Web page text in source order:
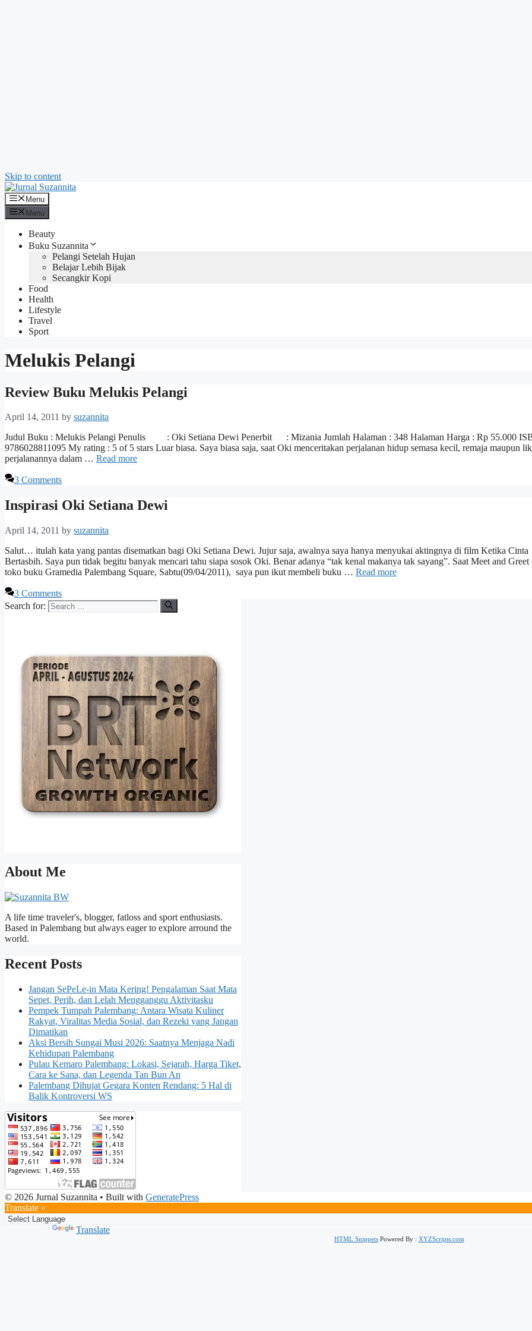
Skip to content
Menu
Menu
Beauty
Buku Suzannita
Pelangi Setelah Hujan
Belajar Lebih Bijak
Secangkir Kopi
Food
Health
Lifestyle
Travel
Sport
Melukis Pelangi
Review Buku Melukis Pelangi
April 14, 2011 by suzannita
Judul Buku : Melukis Pelangi Penulis : Oki Setiana Dewi Penerbit : Mizania Jumlah Halaman : 348 Halaman Harga : Rp 55.000
9786028811095 My rating : 5 of 5 stars Luar biasa. Saya biasa saja, saat Oki menceritakan perjalanan hidup semasa kecil, remaja maupun
perjalanannya dalam … Read more
3 Comments
Inspirasi Oki Setiana Dewi
April 14, 2011 by suzannita
Salut… itulah kata yang pantas disematkan bagi Oki Setiana Dewi. Jujur saja, awalnya saya hanya menyukai aktingnya di film Ketika Cinta
Bertasbih. Saya pun tidak begitu banyak mencari tahu siapa sosok Oki. Benar adanya “tak kenal makanya tak sayang”. Saat Meet and Greet
toko buku Gramedia Palembang Square, Sabtu(09/04/2011), saya pun ikut membeli buku … Read more
3 Comments
Search for:
About Me
A life time traveler's, blogger, fatloss and sport enthusiasts.
Based in Palembang but always eager to explore arround the
world.
Recent Posts
Jangan SePeLe-in Mata Kering! Pengalaman Saat Mata
Sepet, Perih, dan Lelah Mengganggu Aktivitasku
Pempek Tumpah Palembang: Antara Wisata Kuliner
Rakyat, Viralitas Media Sosial, dan Rezeki yang Jangan
Dimatikan
Aksi Bersih Sungai Musi 2026: Saatnya Menjaga Nadi
Kehidupan Palembang
Pulau Kemaro Palembang: Lokasi, Sejarah, Harga Tiket,
Cara ke Sana, dan Legenda Tan Bun An
Palembang Dihujat Gegara Konten Rendang: 5 Hal di
Balik Kontroversi WS
© 2026 Jurnal Suzannita • Built with GeneratePress
Translate »
Translate
HTML SnippetsPowered By : XYZScripts.com